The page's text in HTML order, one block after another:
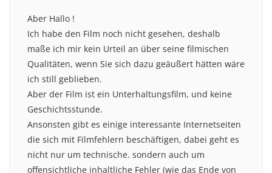
Aber Hallo !
Ich habe den Film noch nicht gesehen, deshalb
maße ich mir kein Urteil an über seine filmischen
Qualitäten, wenn Sie sich dazu geäußert hätten wäre
ich still geblieben.
Aber der Film ist ein Unterhaltungsfilm, und keine
Geschichtsstunde.
Ansonsten gibt es einige interessante Internetseiten
die sich mit Filmfehlern beschäftigen, dabei geht es
nicht nur um technische. sondern auch um
offensichtliche inhaltliche Fehler (wie das Ende von